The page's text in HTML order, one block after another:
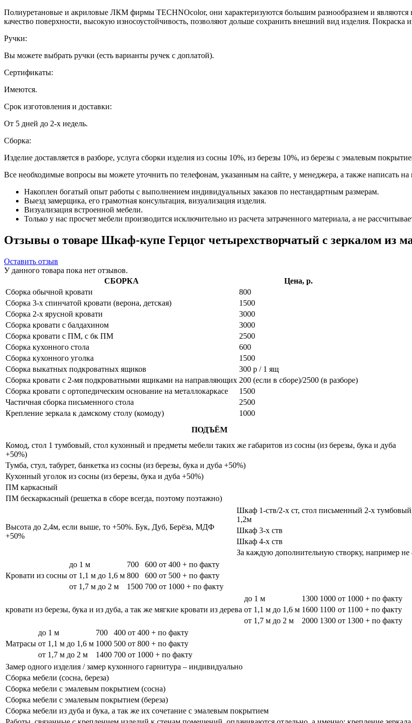
Полиуретановые и акриловые ЛКМ фирмы TECHNOcolor, они характеризуются большим разнообразием и
качество поверхности, высокую износоустойчивость, позволяют дольше сохранить внешний вид изделия. Покраска
Ручки:
Вы можете выбрать ручки (есть варианты ручек с доплатой).
Сертификаты:
Имеются.
Срок изготовления и доставки:
От 5 дней до 2-х недель.
Сборка:
Изделие доставляется в разборе, услуга сборки изделия из сосны 10%, из березы 10%, из березы с эмалевым
Все необходимые вопросы вы можете уточнить по телефонам, указанным на сайте, у менеджера, а также написать на
Накоплен богатый опыт работы с выполнением индивидуальных заказов по нестандартным размерам.
Выезд замерщика, его грамотная консультация, визуализация изделия.
Визуализация встроенной мебели.
Только у нас просчет мебели производится исключительно из расчета затраченного материала, а не
Отзывы о товаре Шкаф-купе Герцог четырехстворчатый с зеркалом из
Оставить отзыв
У данного товара пока нет отзывов.
СБОРКА
Цена, р.
Сборка обычной кровати
800
Сборка 3-х спинчатой кровати (верона, детская)
1500
Сборка 2-х ярусной кровати
3000
Сборка кровати с балдахином
3000
Сборка кровати с ПМ, с бк ПМ
2500
Сборка кухонного стола
600
Сборка кухонного уголка
1500
Сборка выкатных подкроватных ящиков
300 р / 1 ящ
Сборка кровати с 2-мя подкроватными ящиками на направляющих 200 (если в сборе)/2500 (в разборе)
Сборка кровати с ортопедическим основание на металлокаркасе
1500
Частичная сборка письменного стола
2500
Крепление зеркала к дамскому столу (комоду)
1000
ПОДЪЁМ
Комод, стол 1 тумбовый, стол кухонный и предметы мебели таких же габаритов из сосны (из березы, бука и дуба
+50%)
Тумба, стул, табурет, банкетка из сосны (из березы, бука и дуба +50%)
Кухонный уголок из сосны (из березы, бука и дуба +50%)
ПМ каркасный
ПМ бескаркасный (решетка в сборе всегда, поэтому поэтажно)
Высота до 2,4м, если выше, то +50%. Бук, Дуб, Берёза, МДФ
+50%
Шкаф 1-ств/2-х ст, стол письменный 2-х
1,2м
Шкаф 3-х ств
Шкаф 4-х ств
За каждую дополнительную створку, например не
Кровати из сосны
до 1 м 700 600 от 400 + по факту
от 1,1 м до 1,6 м 800 600 от 500 + по факту
от 1,7 м до 2 м
1500 700 от 1000 + по факту
кровати из березы, бука и из дуба, а так же мягкие кровати из дерева
до 1 м 1300 1000 от 1000 + по факту
от 1,1 м до 1,6 м 1600 1100 от 1100 + по факту
от 1,7 м до 2 м
2000 1300 от 1300 + по факту
Матрасы
до 1 м 700 400 от 400 + по факту
от 1,1 м до 1,6 м 1000 500 от 800 + по факту
от 1,7 м до 2 м
1400 700 от 1000 + по факту
Замер одного изделия / замер кухонного гарнитура – индивидуально
Сборка мебели (сосна, береза)
Сборка мебели с эмалевым покрытием (сосна)
Сборка мебели с эмалевым покрытием (береза)
Сборка мебели из дуба и бука, а так же их сочетание с эмалевым покрытием